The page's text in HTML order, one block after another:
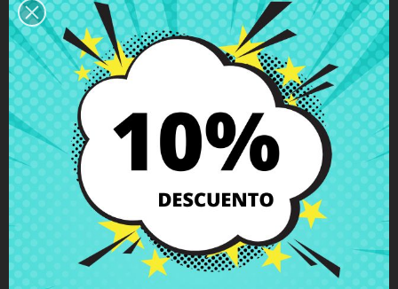
Descripción
Detalles del producto
Grados
Comentarios